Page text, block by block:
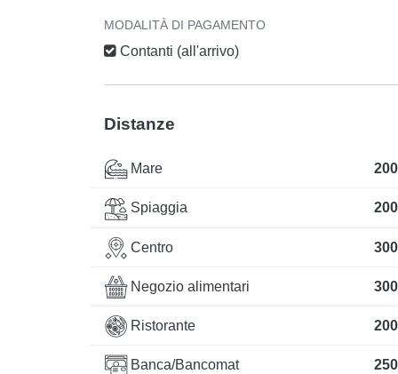
MODALITÀ DI PAGAMENTO
Contanti (all'arrivo)
Distanze
Mare
Spiaggia
Centro
Negozio alimentari
Ristorante
Banca/Bancomat